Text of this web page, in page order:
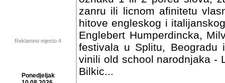
Reklamno mjesto 4
zanru ili licnom afinitetu
hitove engleskog i
Englebert Humperdincka,
festivala u Splitu,
vinili old school narodnjaka -
Bilkic...